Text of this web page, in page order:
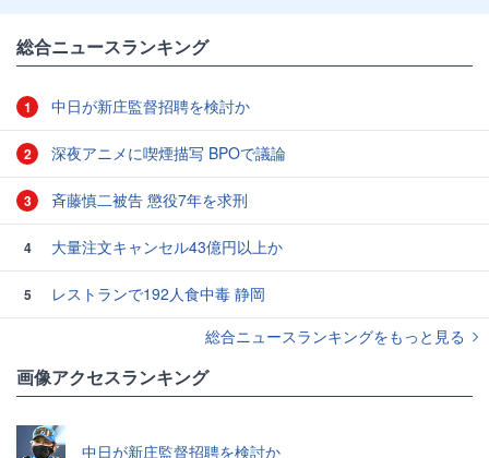
総合ニュースランキング
1 中日が新庄監督招聘を検討か
2 深夜アニメに喫煙描写 BPOで議論
3 斉藤慎二被告 懲役7年を求刑
4 大量注文キャンセル43億円以上か
5
レストランで192人食中毒 静岡
総合ニュースランキングをもっと見る
画像アクセスランキング
中日が新庄監督招聘を検討か